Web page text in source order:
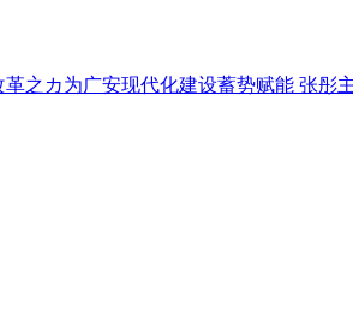
之カ为广安现代化建设蓄势赋能 张彤